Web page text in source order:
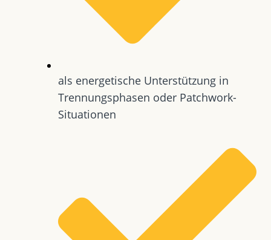
als energetische Unterstützung in
Trennungsphasen oder Patchwork-
Situationen